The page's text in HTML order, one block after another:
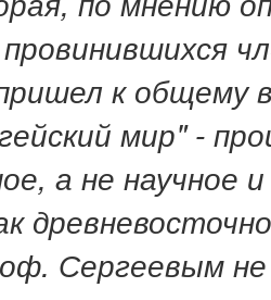
к общему
мир" -
а не научное
Сергеевым